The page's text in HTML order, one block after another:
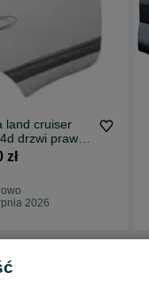
land cruiser
drzwi prawe
tył
zł
2026